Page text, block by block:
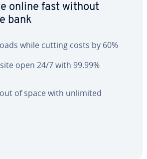
online fast without
bank
while cutting costs by 60%
open 24/7 with 99.99%
of space with unlimited